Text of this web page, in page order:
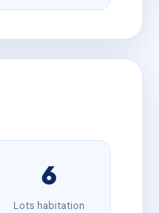
6
Lots habitation